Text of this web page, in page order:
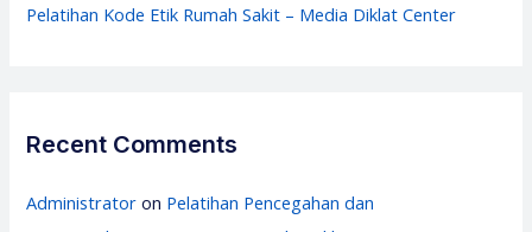
Pelatihan Kode Etik Rumah Sakit – Media Diklat Center
Recent Comments
Administrator on Pelatihan Pencegahan dan